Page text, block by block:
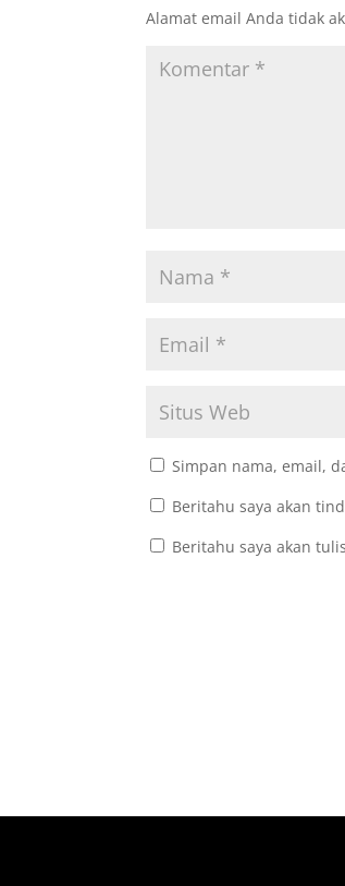
Alamat email Anda tidak
Simpan nama, email,
Beritahu saya akan
Beritahu saya akan